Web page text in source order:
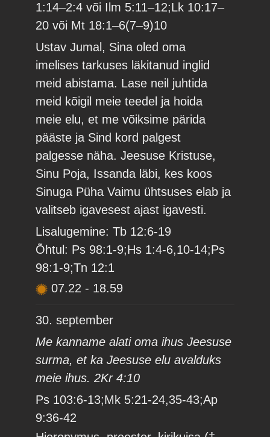
1:14–2:4 või Ilm 5:11–12;Lk 10:17–
20 või Mt 18:1–6(7–9)10
Ustav Jumal, Sina oled oma
imelises tarkuses läkitanud inglid
meid abistama. Lase neil juhtida
meid kõigil meie teedel ja hoida
meie elu, et me võiksime pärida
pääste ja Sind kord palgest
palgesse näha. Jeesuse Kristuse,
Sinu Poja, Issanda läbi, kes koos
Sinuga Püha Vaimu ühtsuses elab ja
valitseb igavesest ajast igavesti.
Lisalugemine: Tb 12:6-19
Õhtul: Ps 98:1-9;Hs 1:4-6,10-14;Ps
98:1-9;Tn 12:1
07.22 - 18.59
30. september
Me kanname alati oma ihus Jeesuse
surma, et ka Jeesuse elu avalduks
meie ihus. 2Kr 4:10
Ps 103:6-13;Mk 5:21-24,35-43;Ap
9:36-42